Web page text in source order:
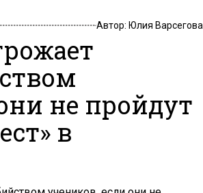
Автор: Юлия Варсегова
не пройдут
в